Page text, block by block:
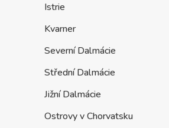
Istrie
Kvarner
Severní Dalmácie
Střední Dalmácie
Jižní Dalmácie
Ostrovy v Chorvatsku